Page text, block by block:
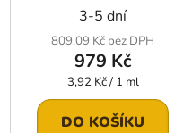
3-5 dní
809,09 Kč bez DPH
979 Kč
Měrná
cena:
3,92 Kč / 1 ml
DO KOŠÍKU